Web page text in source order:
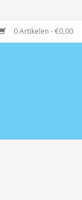
0 Artikelen - €0,00